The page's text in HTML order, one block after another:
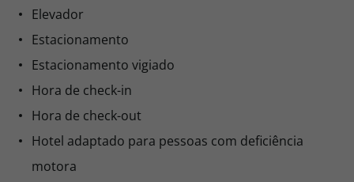
Elevador
Estacionamento
Estacionamento vigiado
Hora de check-in
Hora de check-out
Hotel adaptado para pessoas com deficiência
motora